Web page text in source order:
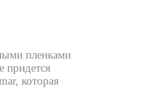
пленками
придется
которая